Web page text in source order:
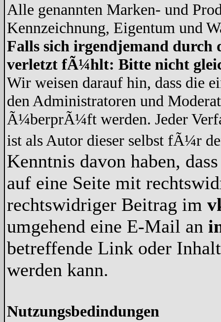
Alle genannten Marken- und
Kennzeichnung, Eigentum und
Falls sich irgendjemand durch
verletzt fÃ¼hlt: Bitte nicht
Wir weisen darauf hin, dass die
den Administratoren und
Ã¼berprÃ¼ft werden. Jeder
ist als Autor dieser selbst fÃ¼r
Kenntnis davon haben,
auf eine Seite mit
rechtswidriger Beitrag im
umgehend eine E-Mail an
betreffende Link oder
werden kann.
Nutzungsbedindungen